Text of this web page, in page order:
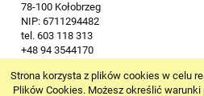
Strona korzysta z plików cookies w celu
Plików Cookies. Możesz określić
78-100 Kołobrzeg
NIP: 6711294482
tel. 603 118 313
+48 94 3544170
pokaż pełną